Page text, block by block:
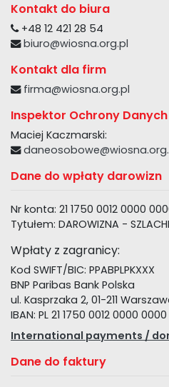
Kontakt do biura
+48 12 421 28 54
biuro@wiosna.org.pl
Kontakt dla firm
firma@wiosna.org.pl
Inspektor Ochrony
Maciej Kaczmarski:
Dane do wpłaty darowizn
Nr konta: 21 1750 0012 0000
Tytułem: DAROWIZNA -
Wpłaty z zagranicy:
Kod SWIFT/BIC: PPABPLPKXXX
BNP Paribas Bank Polska
ul. Kasprzaka 2, 01-211
IBAN: PL 21 1750 0012 0000
International payments /
Dane do faktury